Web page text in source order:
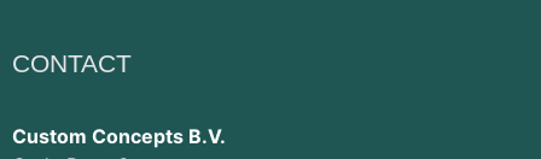
CONTACT
Custom Concepts B.V.